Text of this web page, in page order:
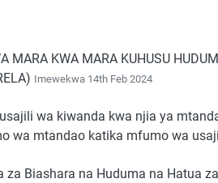
MARA KWA MARA KUHUSU
Imewekwa 14th Feb 2024
wa kiwanda kwa njia ya
wa mtandao katika mfumo wa
za Biashara na Huduma na Hatua